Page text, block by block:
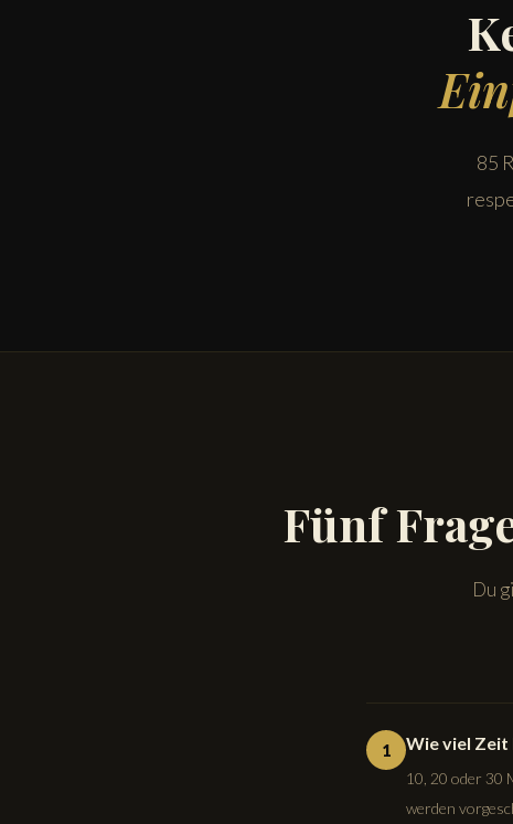
85
Fünf
Du
1 Wie viel Zeit
10, 20 oder 30
werden